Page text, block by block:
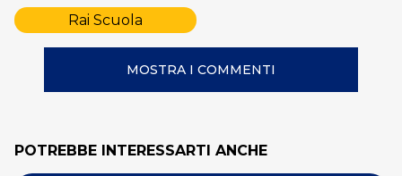
Rai Scuola
MOSTRA I COMMENTI
POTREBBE INTERESSARTI ANCHE